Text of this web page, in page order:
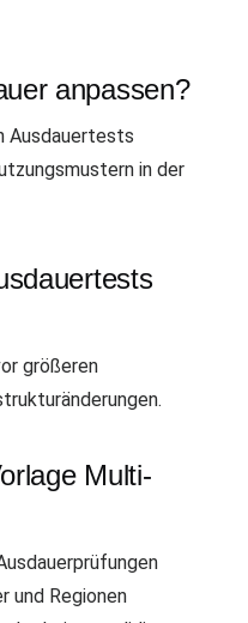
anpassen?
Ausdauertests
in der
größeren
Multi-
und Regionen